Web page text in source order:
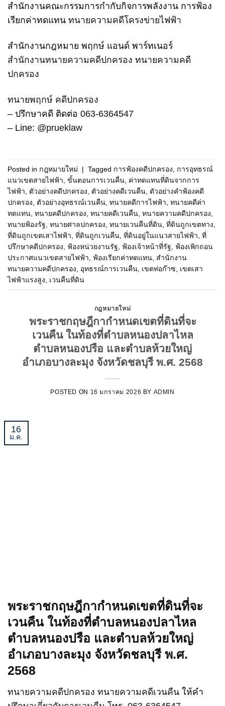
สำนักงานคณะกรรมการกำกับกิจการพลังงาน การฟ้อง
เรียกค่าทดแทน ทนายความคดีโครงข่ายไฟฟ้า
สำนักงานกฎหมาย พฤกษ์ แอนด์ พาร์ทเนอร์
สำนักงานทนายความคดีปกครอง ทนายความคดี
ปกครอง
ทนายพฤกษ์ คดีปกครอง
– ปรึกษาคดี ติดต่อ 063-6364547
– Line: @prueklaw
Posted in กฎหมายใหม่ | Tagged การฟ้องคดีปกครอง
การอุทธรณ์
แนวเขตสายไฟฟ้า ขั้นตอนการเวนคืน ค่าทดแทนที่ดินจากการ
ไฟฟ้า
ตัวอย่างคดีปกครอง ตัวอย่างคดีเวนคืน ตัวอย่างคำฟ้องคดี
ปกครอง
ตัวอย่างอุทธรณ์เวนคืน ทนายคดีการไฟฟ้า ทนายคดีค่า
ทดแทน ทนายคดีปกครอง ทนายคดีเวนคืน ทนายความคดีปกครอง
ทนายฟ้องรัฐ ทนายศาลปกครอง ทนายเวนคืนที่ดิน ที่ดินถูกเขตทาง
ที่ดินถูกเขตเสาไฟฟ้า ที่ดินถูกเวนคืน ที่ดินอยู่ในแนวสายไฟฟ้า ที่
ปรึกษาคดีปกครอง
ฟ้องหน่วยงานรัฐ ฟ้องเจ้าหน้าที่รัฐ
ฟ้องเพิกถอน
ประกาศแนวเขตสายไฟฟ้า
ฟ้องเรียกค่าทดแทน สำนักงาน
ทนายความคดีปกครอง
อุทธรณ์การเวนคืน เขตท่อก๊าซ
เขตเสา
ไฟฟ้าแรงสูง
เวนคืนที่ดิน
กฎหมายใหม่
พระราชกฤษฎีกากำหนดเขตที่ดินที่จะ
เวนคืน ในท้องที่ตำบลหนองปลาไหล
ตำบลหนองปรือ และตำบลห้วยใหญ่
อำเภอบางละมุง จังหวัดชลบุรี พ.ศ. 2568
POSTED ON 16 มกราคม 2026 BY ADMIN
16
ม.ค.
พระราชกฤษฎีกากำหนดเขตที่ดินที่จะ
เวนคืน ในท้องที่ตำบลหนองปลาไหล
ตำบลหนองปรือ และตำบลห้วยใหญ่
อำเภอบางละมุง จังหวัดชลบุรี พ.ศ.
2568
ทนายความคดีปกครอง ทนายความคดีเวนคืน ให้คำ